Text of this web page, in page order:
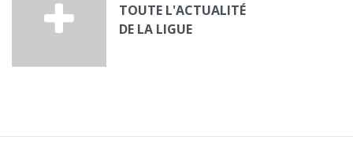
TOUTE L'ACTUALITÉ
DE LA LIGUE